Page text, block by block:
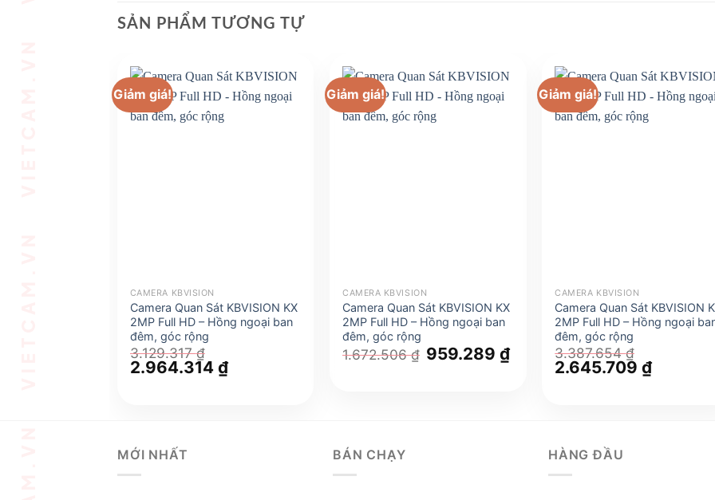
SẢN PHẨM TƯƠNG TỰ
Giảm giá!
CAMERA KBVISION
Camera Quan Sát KBVISION KX
2MP Full HD – Hồng ngoại ban
đêm, góc rộng
3.129.317₫
Giá
gốc
2.964.314 ₫Giá
hiện
Giảm giá!
CAMERA KBVISION
Camera Quan Sát KBVISION KX
2MP Full HD – Hồng ngoại ban
đêm, góc rộng
1.672.506₫ Giá
gốc
959.289₫Giá
Giảm giá!
CAMERA KBVISION
Camera Quan Sát KBVISION
2MP Full HD – Hồng ngoại
đêm, góc rộng
3.387.654₫
Giá
gốc
2.645.709₫Giá
MỚI NHẤT BÁN CHẠY HÀNG ĐẦU